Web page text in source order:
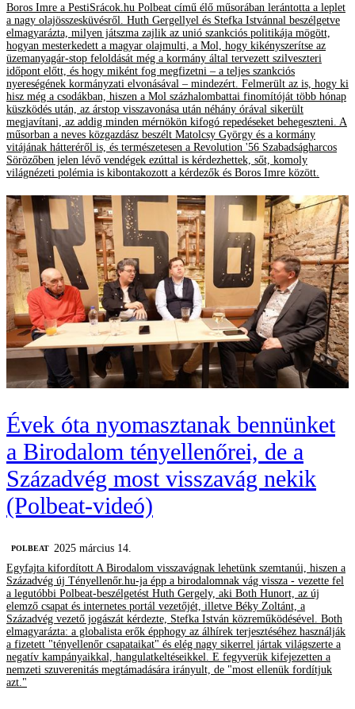
Boros Imre a PestiSrácok.hu Polbeat című élő műsorában lerántotta a leplet
a nagy olajösszesküvésről. Huth Gergellyel és Stefka Istvánnal beszélgetve
elmagyarázta, milyen játszma zajlik az unió szankciós politikája mögött,
hogyan mesterkedett a magyar olajmulti, a Mol, hogy kikényszerítse az
üzemanyagár-stop feloldását még a kormány által tervezett szilveszteri
időpont előtt, és hogy miként fog megfizetni – a teljes szankciós
nyereségének kormányzati elvonásával – mindezért. Felmerült az is, hogy ki
hisz még a csodákban, hiszen a Mol százhalombattai finomítóját több hónap
küszködés után, az árstop visszavonása után néhány órával sikerült
megjavítani, az addig minden mérnökön kifogó repedéseket behegeszteni. A
műsorban a neves közgazdász beszélt Matolcsy György és a kormány
vitájának hátteréről is, és természetesen a Revolution '56 Szabadságharcos
Sörözőben jelen lévő vendégek ezúttal is kérdezhettek, sőt, komoly
világnézeti polémia is kibontakozott a kérdezők és Boros Imre között.
Évek óta nyomasztanak bennünket
a Birodalom tényellenőrei, de a
Századvég most visszavág nekik
(Polbeat-videó)
‎POLBEAT
2025 március 14.
Egyfajta kifordított A Birodalom visszavágnak lehetünk szemtanúi, hiszen a
Századvég új Tényellenőr.hu-ja épp a birodalomnak vág vissza - vezette fel
a legutóbbi Polbeat-beszélgetést Huth Gergely, aki Both Hunort, az új
elemző csapat és internetes portál vezetőjét, illetve Béky Zoltánt, a
Századvég vezető jogászát kérdezte, Stefka István közreműködésével. Both
elmagyarázta: a globalista erők épphogy az álhírek terjesztéséhez használják
a fizetett "tényellenőr csapataikat" és elég nagy sikerrel jártak világszerte a
negatív kampányaikkal, hangulatkeltéseikkel. E fegyverük kifejezetten a
nemzeti szuverenitás megtámadására irányult, de "most ellenük fordítjuk
azt."